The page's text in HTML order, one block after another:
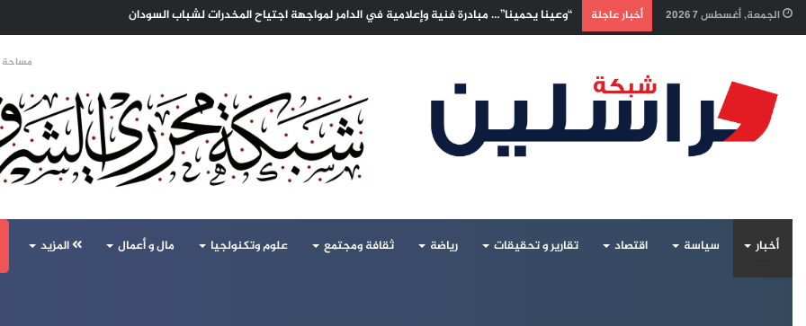
الجمعة, أغسطس 7 2026 أخبار عاجلة إسرائيليون غادروا بلا رجعة: اخترنا الهجرة لنعيش بلا خوف
مساحة
أخبار سياسة اقتصاد تقارير و تحقيقات رياضة ثقافة ومجتمع علوم وتكنولجيا مال و أعمال المزيد